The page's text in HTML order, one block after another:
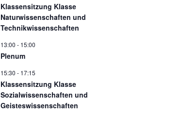
Klassensitzung Klasse
Naturwissenschaften und
Technikwissenschaften
13:00 - 15:00
Plenum
15:30 - 17:15
Klassensitzung Klasse
Sozialwissenschaften und
Geisteswissenschaften